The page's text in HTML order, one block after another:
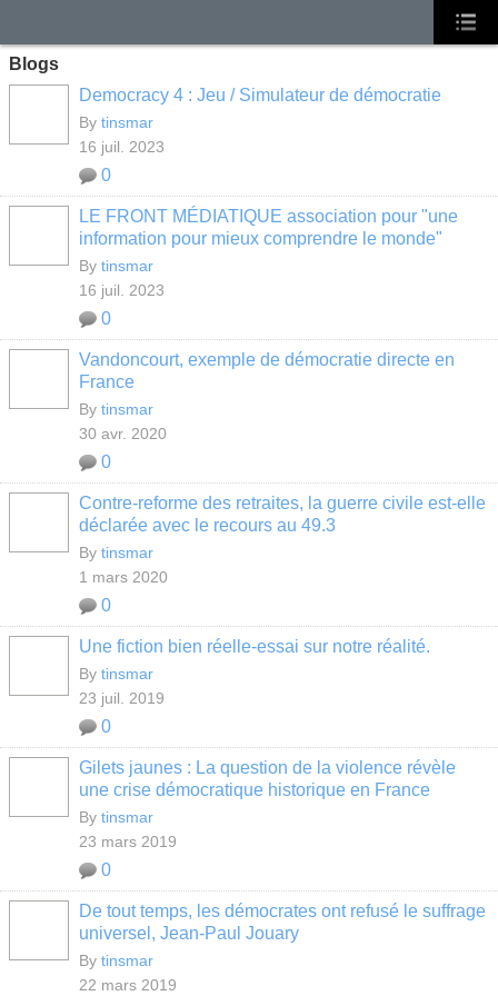
Blogs
Democracy 4 : Jeu / Simulateur de démocratie
By tinsmar
16 juil. 2023
0
LE FRONT MÉDIATIQUE association pour "une
information pour mieux comprendre le monde"
By tinsmar
16 juil. 2023
0
Vandoncourt, exemple de démocratie directe en
France
By tinsmar
30 avr. 2020
0
Contre-reforme des retraites, la guerre civile est-elle
déclarée avec le recours au 49.3
By tinsmar
1 mars 2020
0
Une fiction bien réelle-essai sur notre réalité.
By tinsmar
23 juil. 2019
0
Gilets jaunes : La question de la violence révèle
une crise démocratique historique en France
By tinsmar
23 mars 2019
0
De tout temps, les démocrates ont refusé le suffrage
universel, Jean-Paul Jouary
By tinsmar
22 mars 2019